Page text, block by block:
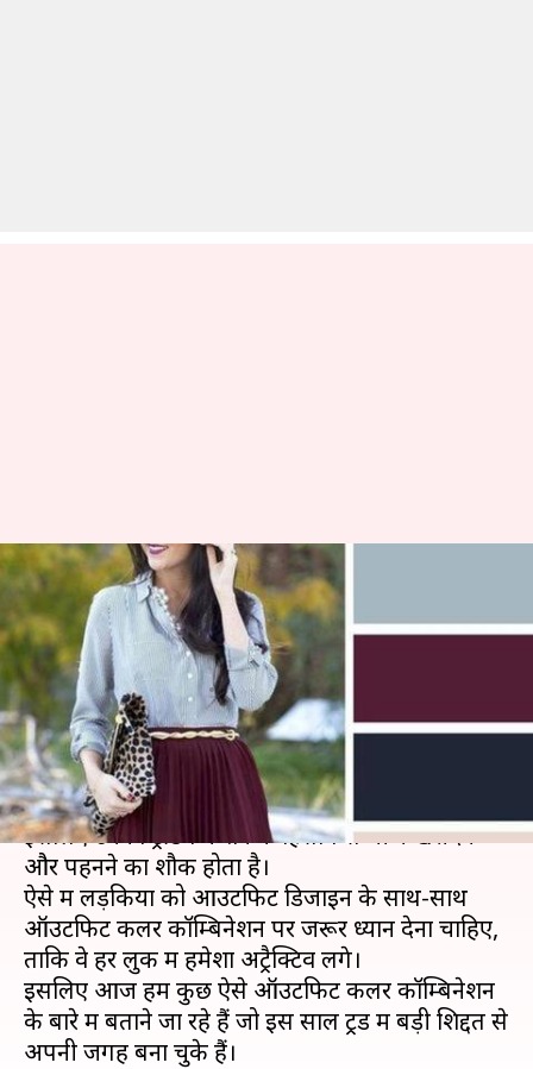
ट्रेंडिंग ऑउटफिट कलर कॉम्बिनेशन
जो आपके हर लुक को अट्रैक्टिव
बनाने में करेंगे मदद
अंजली Apr 30, 2020 06:45 am
क्या है खबर?
लड़कियां फैशन के मामले में हमेशा आगे रहना चाहती हैं,
इसलिए उनको ट्रेंडिंग फैशन के हिसाब से चीजें खरीदने
और पहनने का शौक होता है।
ऐसे में लड़कियों को आउटफिट डिजाइन के साथ-साथ
ऑउटफिट कलर कॉम्बिनेशन पर जरूर ध्यान देना चाहिए,
ताकि वे हर लुक में हमेशा अट्रैक्टिव लगे।
इसलिए आज हम कुछ ऐसे ऑउटफिट कलर कॉम्बिनेशन
के बारे में बताने जा रहे हैं जो इस साल ट्रेंड में बड़ी शिद्दत से
अपनी जगह बना चुके हैं।